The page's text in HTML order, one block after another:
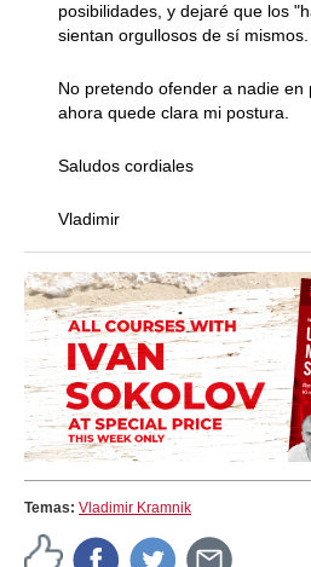
posibilidades, y dejaré que los
sientan orgullosos de sí mismos.
No pretendo ofender a nadie
ahora quede clara mi postura.
Saludos cordiales
Vladimir
Temas: Vladimir Kramnik